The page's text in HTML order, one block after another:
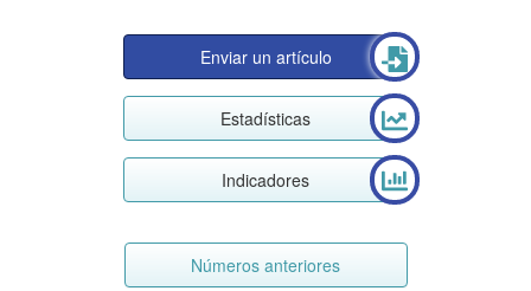
Enviar un artículo
Estadísticas
Indicadores
Números anteriores